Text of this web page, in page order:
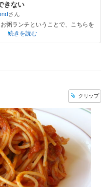
きない
粥ランチということで、こちらを
続きを読む
クリップ